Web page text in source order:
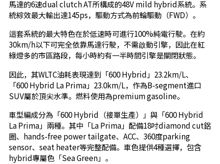
馬達的6速dual clutch AT所構成的48V mild hybrid系統。系
統綜效最大輸出達145ps，驅動方式為前輪驅動（FWD）。
這套系統的最大特色在於低速時可進行100%純電行駛。在約
30km/h以下可完全依靠馬達行駛，不需啟動引擎，因此在紅
綠燈多的市區路段，每小時約有一半時間引擎是關閉狀態。
因此，其WLTC油耗表現達到「600 Hybrid」23.2km/L、
「600 Hybrid La Prima」23.0km/L，作為B-segment進口
SUV屬於頂尖水準。燃料使用為premium gasoline。
車型編成分為「600 Hybrid（接單生產）」與「600 Hybrid
La Prima」兩種。其中「La Prima」配備18吋diamond cut鋁
圈、hands-free power tailgate、ACC、360度parking
sensor、seat heater等完整配備。車色提供4種選擇，包含
hybrid專屬色「Sea Green」。